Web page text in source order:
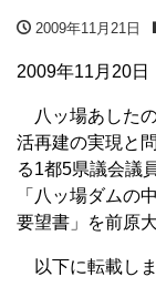
2009年11月21日
2009年11月20日
八ッ場あした
活再建の実現と
る1都5県議会議
「八ッ場ダムの
要望書」を前原
以下に転載しま